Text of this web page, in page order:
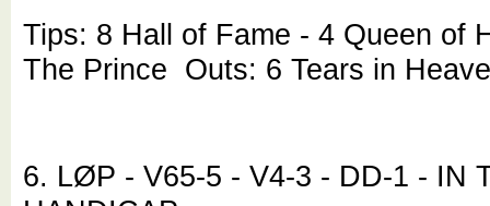
Tips: 8 Hall of Fame - 4 Queen of
The Prince Outs: 6 Tears in
6. LØP - V65-5 - V4-3 - DD-1 - IN